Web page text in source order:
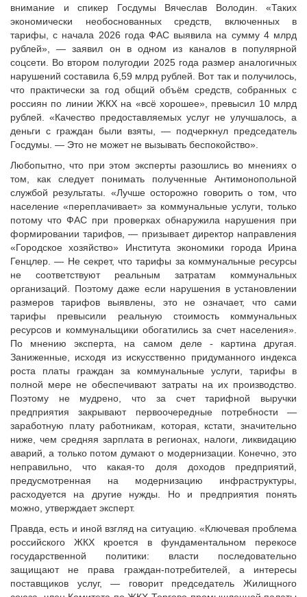
Судебная практика
Мнение специалиста
Конкурсы Совета
Семинары Совета
Издания Совета
Вопрос-ответ
ВАРМСУ
Новости ВАРМСУ
НАСЕЛЕНИЕ И МСУ
Новости ТОС
Лучшие практики ТОС
ЮРИДИЧЕСКИЙ СОВЕТ
Новости юридического совета
внимание и спикер Госдумы Вячеслав Володин. «Таких
экономически необоснованных средств, включенных в
тарифы, с начала 2026 года ФАС выявила на сумму 4 млрд
рублей», — заявил он в одном из каналов в популярной
соцсети. Во втором полугодии 2025 года размер аналогичных
нарушений составила 6,59 млрд рублей. Вот так и получилось,
что практически за год общий объём средств, собранных с
россиян по линии ЖКХ на «всё хорошее», превысил 10 млрд
рублей. «Качество предоставляемых услуг не улучшалось, а
деньги с граждан были взяты, — подчеркнул председатель
Госдумы. — Это не может не вызывать беспокойство».
Любопытно, что при этом эксперты разошлись во мнениях о
том, как следует понимать полученные Антимонопольной
службой результаты. «Лучше осторожно говорить о том, что
население «переплачивает» за коммунальные услуги, только
потому что ФАС при проверках обнаружила нарушения при
формировании тарифов, — призывает директор направления
«Городское хозяйство» Института экономики города Ирина
Генцлер. — Не секрет, что тарифы за коммунальные ресурсы
не соответствуют реальным затратам коммунальных
организаций. Поэтому даже если нарушения в установлении
размеров тарифов выявлены, это не означает, что сами
тарифы превысили реальную стоимость коммунальных
ресурсов и коммунальщики обогатились за счет населения».
По мнению эксперта, на самом деле - картина другая.
Заниженные, исходя из искусственно придуманного индекса
роста платы граждан за коммунальные услуги, тарифы в
полной мере не обеспечивают затраты на их производство.
Поэтому не мудрено, что за счет тарифной выручки
предприятия закрывают первоочередные потребности —
заработную плату работникам, которая, кстати, значительно
ниже, чем средняя зарплата в регионах, налоги, ликвидацию
аварий, а только потом думают о модернизации. Конечно, это
неправильно, что какая-то доля доходов предприятий,
предусмотренная на модернизацию инфраструктуры,
расходуется на другие нужды. Но и предприятия понять
можно, утверждает эксперт.
Правда, есть и иной взгляд на ситуацию. «Ключевая проблема
российского ЖКХ кроется в фундаментальном перекосе
государственной политики: власти последовательно
защищают не права граждан-потребителей, а интересы
поставщиков услуг, — говорит председатель Жилищного